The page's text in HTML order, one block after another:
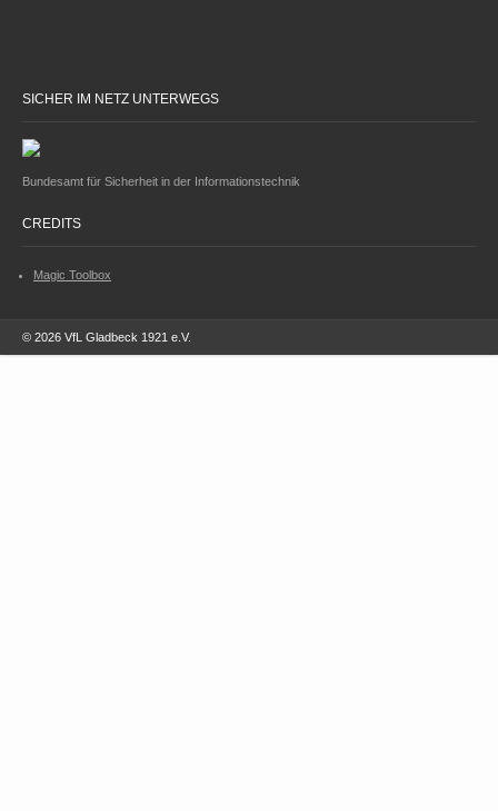
SICHER IM NETZ UNTERWEGS
Bundesamt für Sicherheit in der Informationstechnik
CREDITS
Magic Toolbox
© 2026 VfL Gladbeck 1921 e.V.